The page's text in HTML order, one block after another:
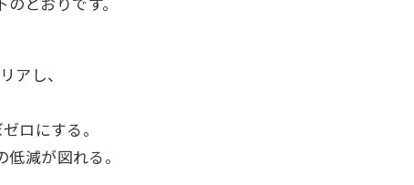
アし、
ロにする。
減が図れる。